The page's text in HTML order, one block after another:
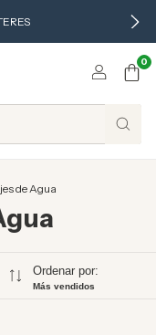
0
de Agua
Ordenar por:
Más vendidos